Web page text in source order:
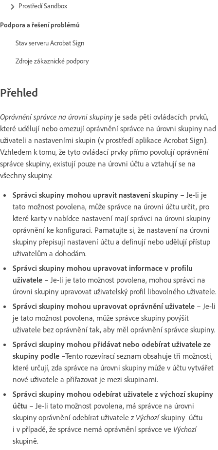
Prostředí Sandbox
Podpora a řešení problémů
Stav serveru Acrobat Sign
Zdroje zákaznické podpory
Přehled
Oprávnění správce na úrovni skupiny je sada pěti ovládacích prvků,
které udělují nebo omezují oprávnění správce na úrovni skupiny nad
uživateli a nastaveními skupin (v prostředí aplikace Acrobat Sign).
Vzhledem k tomu, že tyto ovládací prvky přímo povolují oprávnění
správce skupiny, existují pouze na úrovni účtu a vztahují se na
všechny skupiny.
Správci skupiny mohou upravit nastavení skupiny – Je-li je
tato možnost povolena, může správce na úrovni účtu určit, pro
které karty v nabídce nastavení mají správci na úrovni skupiny
oprávnění ke konfiguraci. Pamatujte si, že nastavení na úrovni
skupiny přepisují nastavení účtu a definují nebo udělují přístup
uživatelům a dohodám.
Správci skupiny mohou upravovat informace v profilu
uživatele – Je-li je tato možnost povolena, mohou správci na
úrovni skupiny upravovat uživatelský profil libovolného uživatele.
Správci skupiny mohou upravovat oprávnění uživatele – Je-li
je tato možnost povolena, může správce skupiny povýšit
uživatele bez oprávnění tak, aby měl oprávnění správce skupiny.
Správci skupiny mohou přidávat nebo odebírat uživatele ze
skupiny podle –Tento rozevírací seznam obsahuje tři možnosti,
které určují, zda správce na úrovni skupiny může v účtu vytvářet
nové uživatele a přiřazovat je mezi skupinami.
Správci skupiny mohou odebírat uživatele z výchozí skupiny
účtu – Je-li tato možnost povolena, má správce na úrovni
skupiny oprávnění odebírat uživatele z Výchozískupiny účtu
i v případě, že správce nemá oprávnění správce ve Výchozí
skupině.